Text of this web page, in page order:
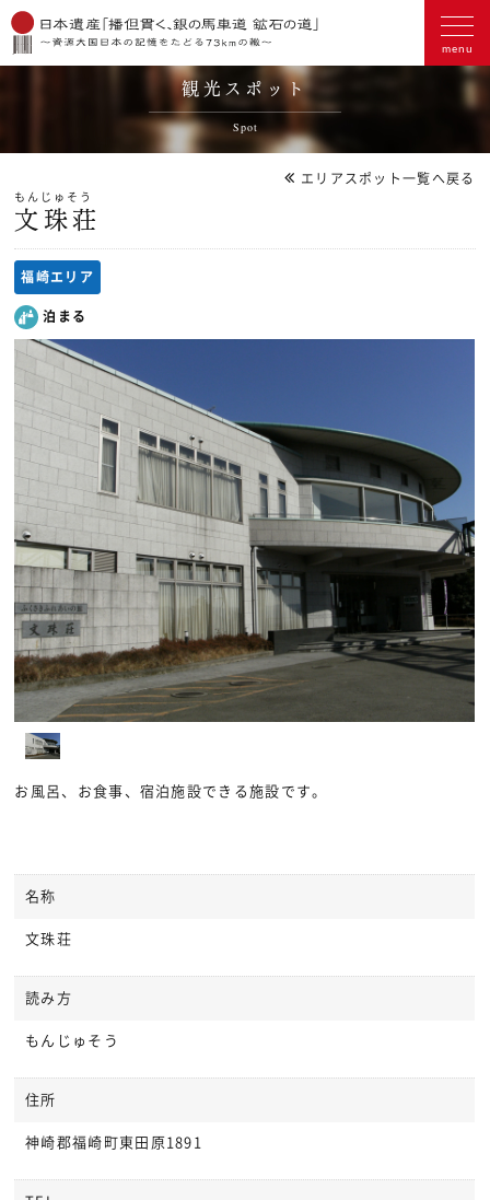
観光スポット
Spot
もんじゅそう
文珠荘
エリアスポット一覧へ戻る
福崎エリア
泊まる
お風呂、お食事、宿泊施設できる施設です。
名称
文珠荘
読み方
もんじゅそう
住所
神崎郡福崎町東田原1891